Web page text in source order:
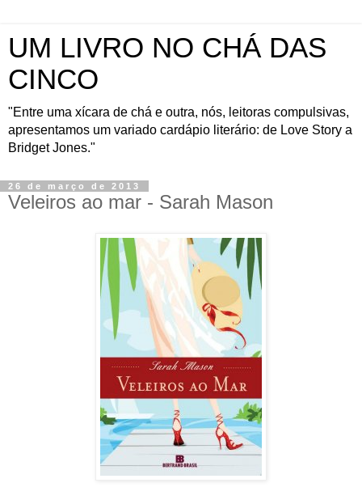
UM LIVRO NO CHÁ DAS
CINCO
"Entre uma xícara de chá e outra, nós, leitoras compulsivas,
apresentamos um variado cardápio literário: de Love Story a
Bridget Jones."
26 de março de 2013
Veleiros ao mar - Sarah Mason